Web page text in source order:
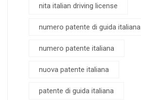
nita italian driving license
numero patente di guida italiana
numero patente italiana
nuova patente italiana
patente di guida italiana